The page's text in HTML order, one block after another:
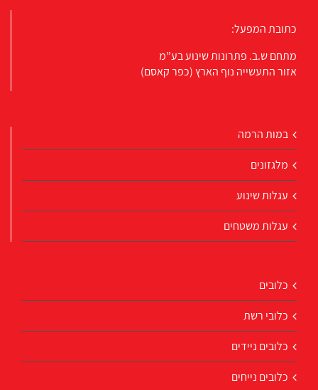
כתובת המפעל:
מתחם ש.ב. פתרונות שינוע בע”מ
אזור התעשייה נוף הארץ (כפר קאסם)
במות הרמה
מלגזונים
עגלות שינוע
עגלות משטחים
כלובים
כלובי רשת
כלובים ניידים
כלובים נייחים